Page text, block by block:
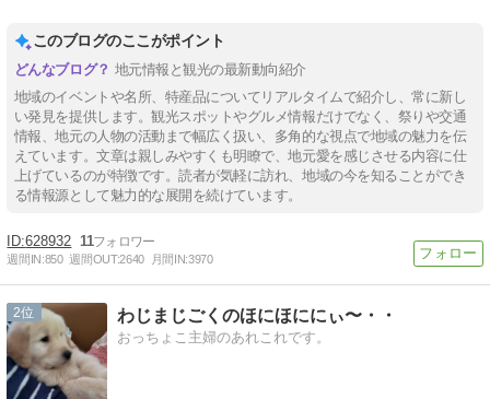
このブログのここがポイント
地元情報と観光の最新動向紹介
地域のイベントや名所、特産品についてリアルタイムで紹介し、常に新し
い発見を提供します。観光スポットやグルメ情報だけでなく、祭りや交通
情報、地元の人物の活動まで幅広く扱い、多角的な視点で地域の魅力を伝
えています。文章は親しみやすくも明瞭で、地元愛を感じさせる内容に仕
上げているのが特徴です。読者が気軽に訪れ、地域の今を知ることができ
る情報源として魅力的な展開を続けています。
628932 11
週間IN:850 週間OUT:2640 月間IN:3970
2 わじまじごくのほにほににぃ〜・・
おっちょこ主婦のあれこれです。